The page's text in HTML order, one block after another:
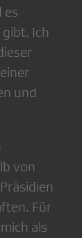
es
Ich
und
von
Für
als